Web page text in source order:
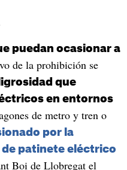
puedan ocasionar a
de la prohibición se
que
en entornos
de metro y tren o
por la
patinete eléctrico
Boi de Llobregat el